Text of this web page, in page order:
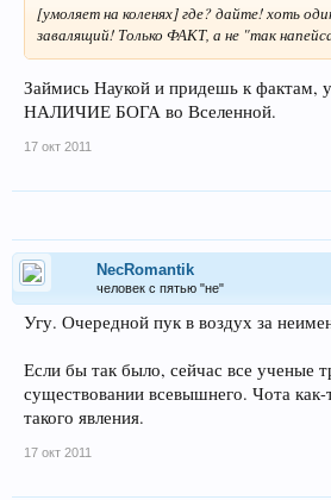
[умоляет на коленях] где? дайте! хоть
завалящий! Только ФАКТ, а не "так
Займись Наукой и придешь к фактам,
НАЛИЧИЕ БОГА во Вселенной.
17 окт 2011
NecRomantik
человек с пятью "не"
Угу. Очередной пук в воздух за
Если бы так было, сейчас все ученые
существовании всевышнего. Чота как-
такого явления.
17 окт 2011